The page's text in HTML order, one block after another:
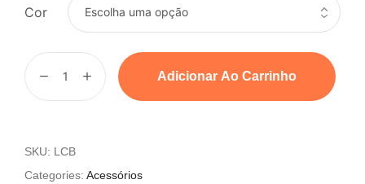
Cor
Adicionar Ao Carrinho
SKU: LCB
Categories: Acessórios